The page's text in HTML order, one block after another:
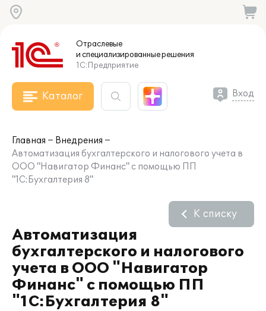
Отраслевые
и специализированныерешения
1С:Предприятие
Каталог Вход
Главная
Внедрения
Автоматизация бухгалтерского и налогового учета в
ООО "Навигатор Финанс" с помощью ПП
"1С:Бухгалтерия 8"
Автоматизация
бухгалтерского и налогового
учета в ООО "Навигатор
Финанс" с помощью ПП
"1С:Бухгалтерия 8"
К списку